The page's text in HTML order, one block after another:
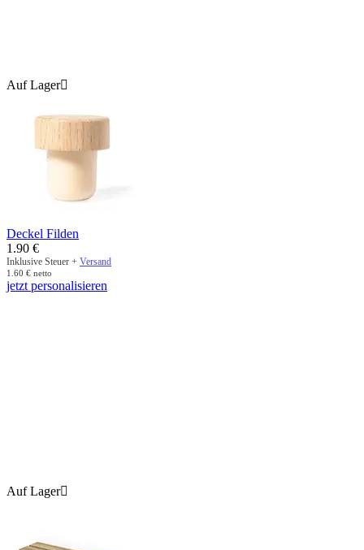
Auf Lager
Deckel Filden
1.90 €
Inklusive Steuer + Versand
1.60 € netto
jetzt personalisieren
Auf Lager